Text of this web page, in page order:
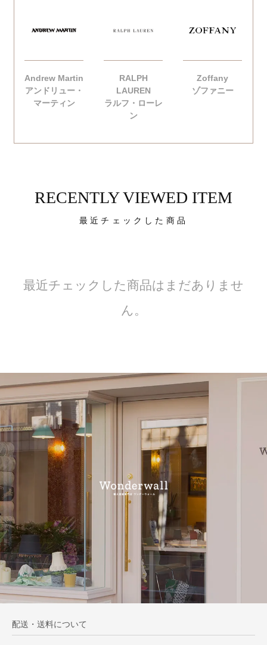
Andrew Martin
アンドリュー・
マーティン
RALPH
LAUREN
ラルフ・ローレ
ン
Zoffany
ゾファニー
RECENTLY VIEWED ITEM
最近チェックした商品
最近チェックした商品はまだありませ
ん。
配送・送料について